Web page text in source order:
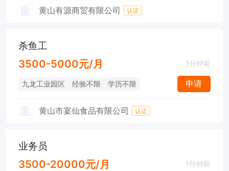
黄山有源商贸有限公司 认证
杀鱼工
3500-5000元/月 1分钟前
九龙工业园区 经验不限 学历不限 申请
黄山市宴仙食品有限公司 认证
业务员
3500-20000元/月 1分钟前